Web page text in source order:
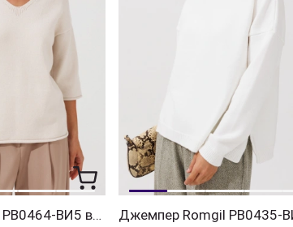
Джемпер Romgil РВ0464-ВИ5 ванильный